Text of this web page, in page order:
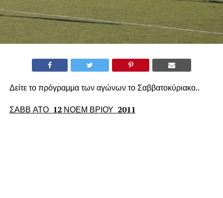
Δείτε το πρόγραμμα των αγώνων το Σαββατοκύριακο..
ΣΑΒΒ ΑΤΟ 12 ΝΟΕΜ ΒΡΙΟΥ 2011